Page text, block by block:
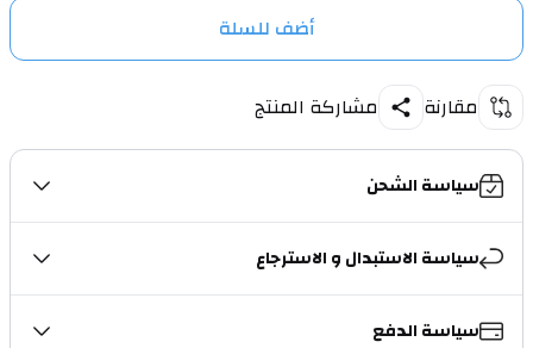
أضف للسلة
مقارنة مشاركة المنتج
سياسة الشحن
سياسة الاستبدال و الاسترجاع
سياسة الدفع